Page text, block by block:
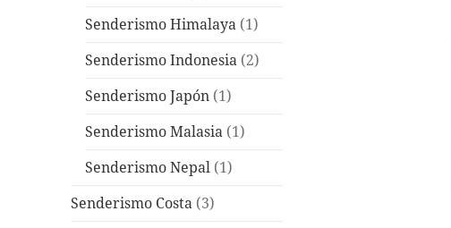
Senderismo Himalaya (1)
Senderismo Indonesia (2)
Senderismo Japón (1)
Senderismo Malasia (1)
Senderismo Nepal (1)
Senderismo Costa (3)